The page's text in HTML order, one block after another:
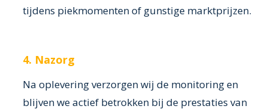
tijdens piekmomenten of gunstige marktprijzen.
4. Nazorg
Na oplevering verzorgen wij de monitoring en
blijven we actief betrokken bij de prestaties van